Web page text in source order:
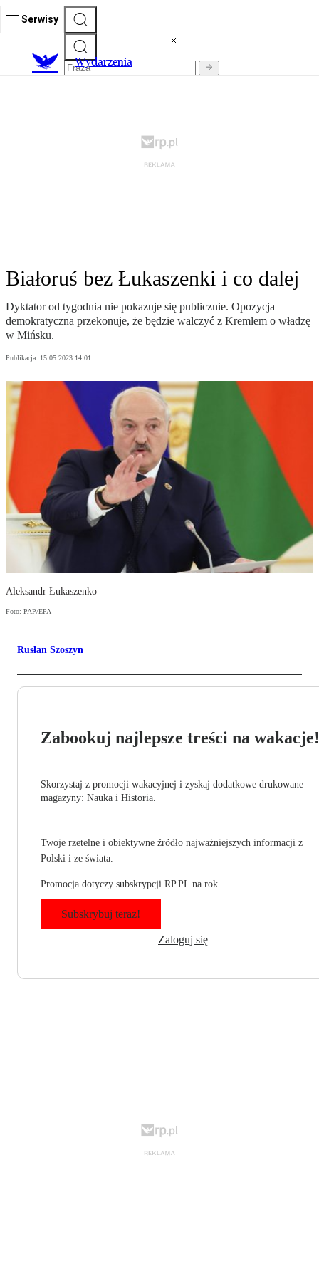
Serwisy
Wydarzenia
Białoruś bez Łukaszenki i co dalej
Dyktator od tygodnia nie pokazuje się publicznie. Opozycja
demokratyczna przekonuje, że będzie walczyć z Kremlem o władzę
w Mińsku.
Publikacja: 15.05.2023 14:01
Aleksandr Łukaszenko
Foto: PAP/EPA
Rusłan Szoszyn
Zabookuj najlepsze treści na wakacje!
Skorzystaj z promocji wakacyjnej i zyskaj dodatkowe drukowane
magazyny: Nauka i Historia.
Twoje rzetelne i obiektywne źródło najważniejszych informacji z
Polski i ze świata.
Promocja dotyczy subskrypcji RP.PL na rok.
Subskrybuj teraz!
Zaloguj się